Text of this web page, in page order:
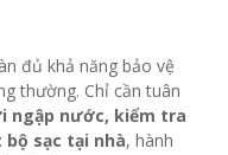
đủ khả năng bảo vệ
thường. Chỉ cần tuân
ngập nước, kiểm tra
bộ sạc tại nhà, hành